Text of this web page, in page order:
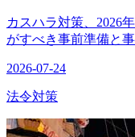
カスハラ対策、2026
がすべき事前準備と
2026-07-24
法令対策